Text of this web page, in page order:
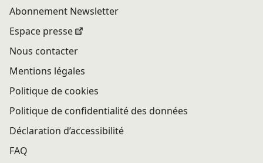
Abonnement Newsletter
Espace presse
Nous contacter
Mentions légales
Politique de cookies
Politique de confidentialité des données
Déclaration d’accessibilité
FAQ